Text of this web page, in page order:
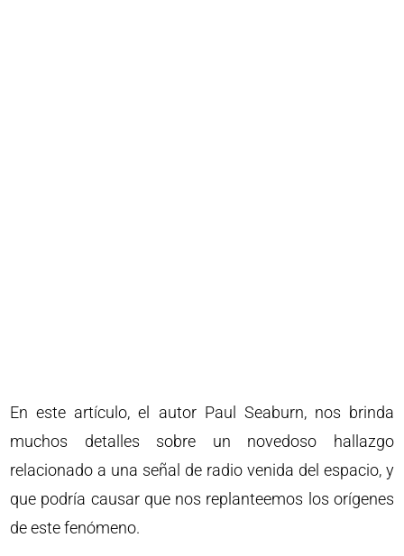
En este artículo, el autor Paul Seaburn, nos brinda
muchos detalles sobre un novedoso hallazgo
relacionado a una señal de radio venida del espacio, y
que podría causar que nos replanteemos los orígenes
de este fenómeno.